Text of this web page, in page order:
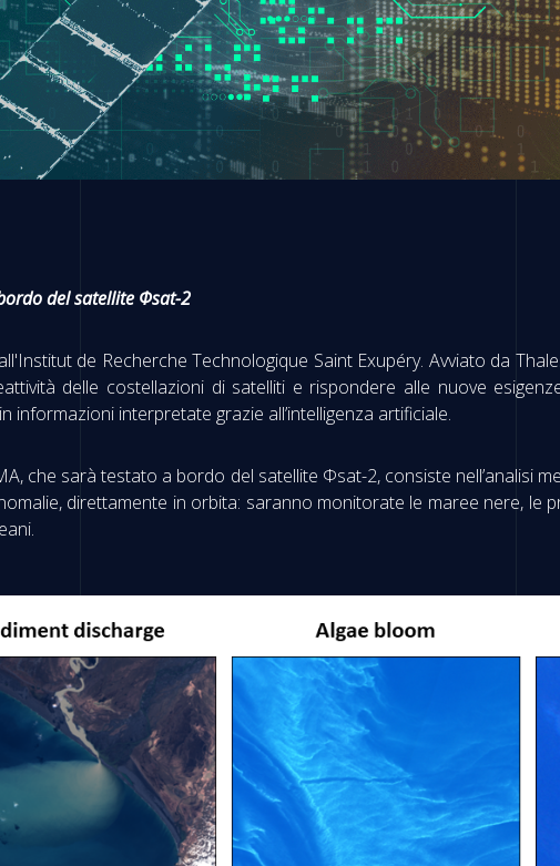
del satellite Φsat-2
de Recherche Technologique Saint Exupéry. Avviato da
delle costellazioni di satelliti e rispondere alle nuove
informazioni interpretate grazie all’intelligenza artificiale.
che sarà testato a bordo del satellite Φsat-2, consiste nell’analisi
direttamente in orbita: saranno monitorate le maree nere, le